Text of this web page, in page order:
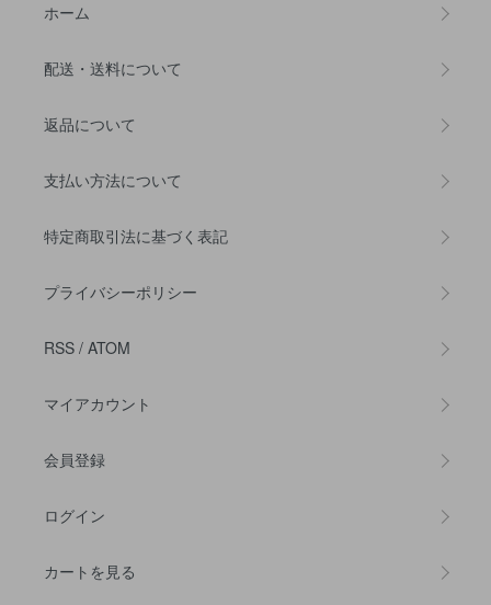
ホーム
配送・送料について
返品について
支払い方法について
特定商取引法に基づく表記
プライバシーポリシー
RSS / ATOM
マイアカウント
会員登録
ログイン
カートを見る